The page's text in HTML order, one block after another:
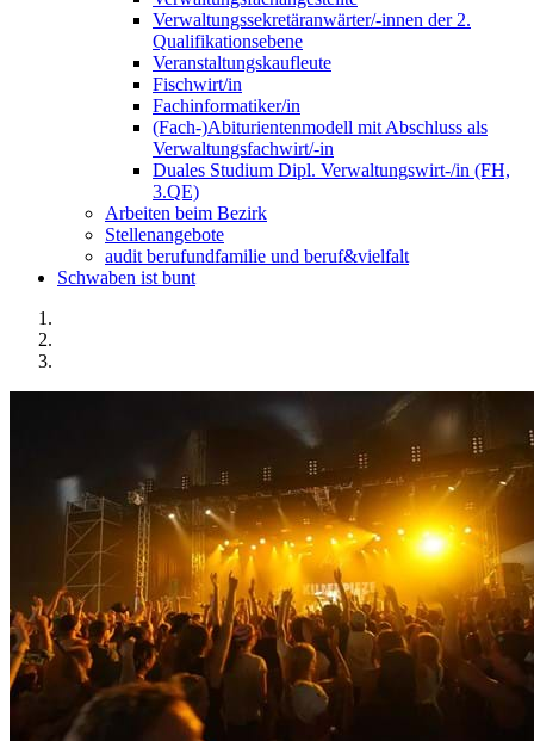
Verwaltungssekretäranwärter/-innen der 2.
Qualifikationsebene
Veranstaltungskaufleute
Fischwirt/in
Fachinformatiker/in
(Fach-)Abiturientenmodell mit Abschluss als
Verwaltungsfachwirt/-in
Duales Studium Dipl. Verwaltungswirt-/in (FH,
3.QE)
Arbeiten beim Bezirk
Stellenangebote
audit berufundfamilie und beruf&vielfalt
Schwaben ist bunt